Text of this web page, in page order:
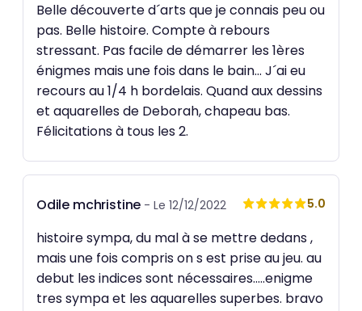
Belle découverte d´arts que je connais peu ou
pas. Belle histoire. Compte à rebours
stressant. Pas facile de démarrer les 1ères
énigmes mais une fois dans le bain... J´ai eu
recours au 1/4 h bordelais. Quand aux dessins
et aquarelles de Deborah, chapeau bas.
Félicitations à tous les 2.
Odile mchristine - Le 12/12/2022 5.0
histoire sympa, du mal à se mettre dedans ,
mais une fois compris on s est prise au jeu. au
debut les indices sont nécessaires.....enigme
tres sympa et les aquarelles superbes. bravo